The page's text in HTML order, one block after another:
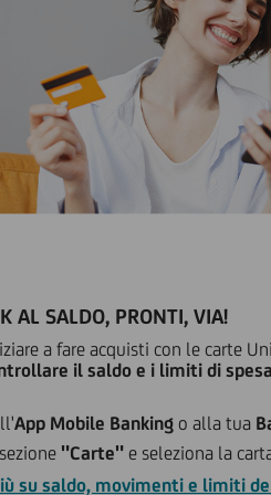
AL SALDO, PRONTI, VIA!
a fare acquisti con le carte
il saldo e i limiti di
App Mobile Banking o alla tua
"Carte" e seleziona la
su saldo, movimenti e limiti